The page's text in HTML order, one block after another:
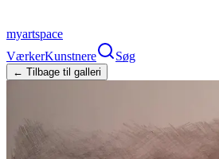
myartspace
VærkerKunstnere Søg
← Tilbage til galleri